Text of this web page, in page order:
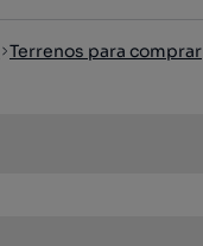
Terrenos para comprar